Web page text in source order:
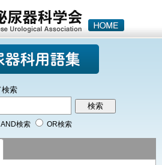
AND検索 OR検索
検索